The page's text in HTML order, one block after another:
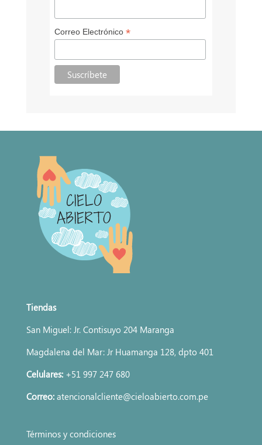
Correo Electrónico*
Tiendas
San Miguel: Jr. Contisuyo 204 Maranga
Magdalena del Mar: Jr Huamanga 128, dpto 401
Celulares:+51 997 247 680
Correo:atencionalcliente@cieloabierto.com.pe
Términos y condiciones